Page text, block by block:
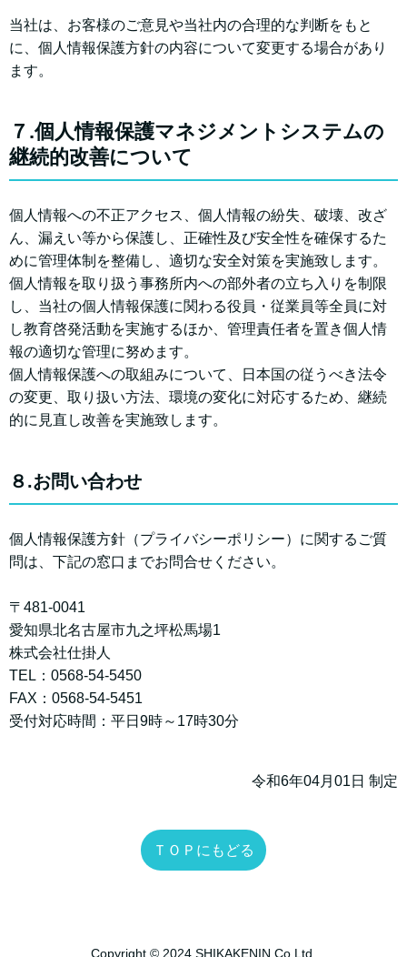
当社は、お客様のご意見や当社内の合理的な判断をもと
に、個人情報保護方針の内容について変更する場合があり
ます。
７.個人情報保護マネジメントシステムの
継続的改善について
個人情報への不正アクセス、個人情報の紛失、破壊、改ざ
ん、漏えい等から保護し、正確性及び安全性を確保するた
めに管理体制を整備し、適切な安全対策を実施致します。
個人情報を取り扱う事務所内への部外者の立ち入りを制限
し、当社の個人情報保護に関わる役員・従業員等全員に対
し教育啓発活動を実施するほか、管理責任者を置き個人情
報の適切な管理に努めます。
個人情報保護への取組みについて、日本国の従うべき法令
の変更、取り扱い方法、環境の変化に対応するため、継続
的に見直し改善を実施致します。
８.お問い合わせ
個人情報保護方針（プライバシーポリシー）に関するご質
問は、下記の窓口までお問合せください。
〒481-0041
愛知県北名古屋市九之坪松馬場1
株式会社仕掛人
TEL：0568-54-5450
FAX：0568-54-5451
受付対応時間：平日9時～17時30分
令和6年04月01日 制定
ＴＯＰにもどる
Copyright © 2024 SHIKAKENIN.Co.Ltd.